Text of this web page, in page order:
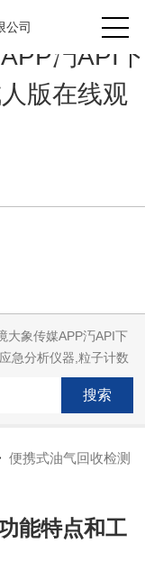
视频APP
汅API下
版在线观
大象传媒APP汅API下
急分析仪器,粒子计数
便携式油气回收检测
能特点和工